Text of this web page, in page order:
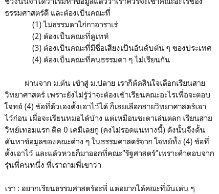
ธรรมศาสตร์ดี และต้องเป็นคณะที่
(1) ไม่ธรรมดาไก่กาอาราเร่
(2) ต้องเป็นคณะที่ดูเทห์
(3) ต้องเป็นคณะที่มีชื่อเสียงเป็นอันดับต้น ๆ ของประเทศ
(4) ต้องเป็นคณะที่คนธรรมดา ๆ ไม่เรียนกัน
ผ่านจาก ม.ต้น เข้าสู่ ม.ปลาย เราก็ตัดสินใจเลือกเรียนสาย
วิทยาศาสตร์ เพราะยังไม่รู้ว่าจะต้องเข้าเรียนคณะอะไรเพื่อจะตอบ
โจทย์ (4) ข้อที่ตัวเองตั้งเอาไว้ได้ ก็เลยเลือกสายวิทยาศาสตร์เอา
ไว้ก่อน เผื่อจะเรียนหมอได้บ้าง แต่เหมือนชะตาเล่นตลก เรียนสาย
วิทย์เทอมแรก ติด 0 เคมีเลยกู (คงไม่รอดแน่ทางนี้) ดังนั้นจึงดั้น
ด้นหาข้อมูลของคณะต่าง ๆ ในธรรมศาสตร์จาก โจทย์ทั้ง (4) ข้อที่
ตั้งเอาไว้ และแล้วหวยก็มาออกที่คณะ"รัฐศาสตร์"เพราะคำตอบจาก
รุ่นพี่คนหนึ่ง ที่เราถามพี่เขาว่า
เรา : อยากเรียนธรรมศาสตร์อะพี่ แต่อยากได้คณะที่มันเด่น ๆ